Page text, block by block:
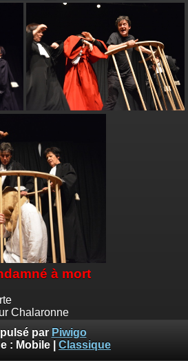
à mort
Chalaronne
par Piwigo
: Mobile Classique